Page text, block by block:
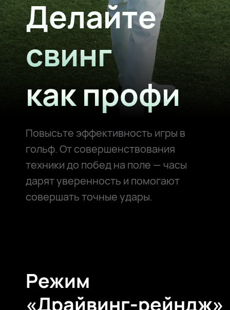
Делайте
свинг
как профи
Повысьте эффективность игры в
гольф. От совершенствования
техники до побед на поле — часы
дарят уверенность и помогают
совершать точные удары.
Режим
«Драйвинг⁠-⁠рейндж»